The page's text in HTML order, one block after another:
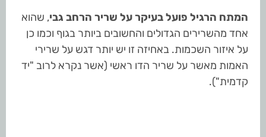
המתח הרגיל פועל בעיקר על שריר הרחב גבי, שהוא
אחד מהשרירים הגדולים והחשובים ביותר בגוף וכמו כן
על איזור השכמות. באחיזה זו יש יותר דגש על שרירי
האמות מאשר על שריר הדו ראשי (אשר נקרא לרוב "יד
קדמית").